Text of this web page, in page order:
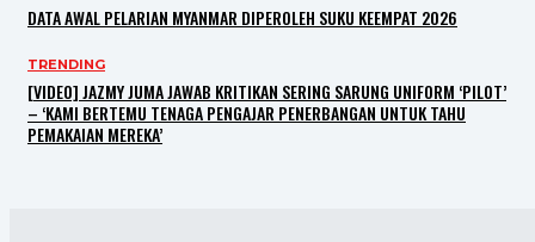
DATA AWAL PELARIAN MYANMAR DIPEROLEH SUKU KEEMPAT 2026
TRENDING
[VIDEO] JAZMY JUMA JAWAB KRITIKAN SERING SARUNG UNIFORM ‘PILOT’
– ‘KAMI BERTEMU TENAGA PENGAJAR PENERBANGAN UNTUK TAHU
PEMAKAIAN MEREKA’